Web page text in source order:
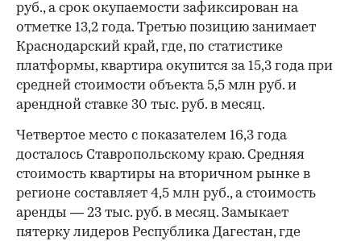
00:00 / 00:00
руб., а срок окупаемости зафиксирован на
отметке 13,2 года. Третью позицию занимает
Краснодарский край, где, по статистике
платформы, квартира окупится за 15,3 года при
средней стоимости объекта 5,5 млн руб. и
арендной ставке 30 тыс. руб. в месяц.
Четвертое место с показателем 16,3 года
досталось Ставропольскому краю. Средняя
стоимость квартиры на вторичном рынке в
регионе составляет 4,5 млн руб., а стоимость
аренды — 23 тыс. руб. в месяц. Замыкает
пятерку лидеров Республика Дагестан, где